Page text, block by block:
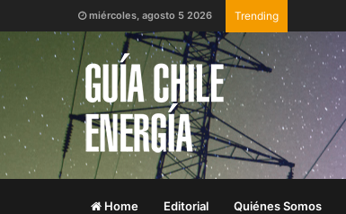
miércoles, agosto 5 2026 Trending
Home Editorial Quiénes Somos